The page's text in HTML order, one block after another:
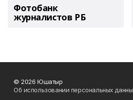
Фотобанк
журналистов РБ
© 2026 Юшатыр
Об использовании персональных